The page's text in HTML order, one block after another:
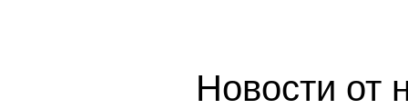
Новости от